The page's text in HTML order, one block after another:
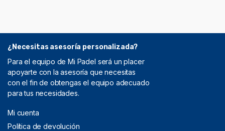
¿Necesitas asesoría personalizada?
Para el equipo de Mi Padel será un placer
apoyarte con la asesoría que necesitas
con el fin de obtengas el equipo adecuado
para tus necesidades.
Mi cuenta
Política de devolución